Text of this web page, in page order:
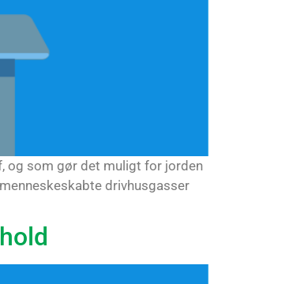
og som gør det muligt for jorden
drivhusgasser